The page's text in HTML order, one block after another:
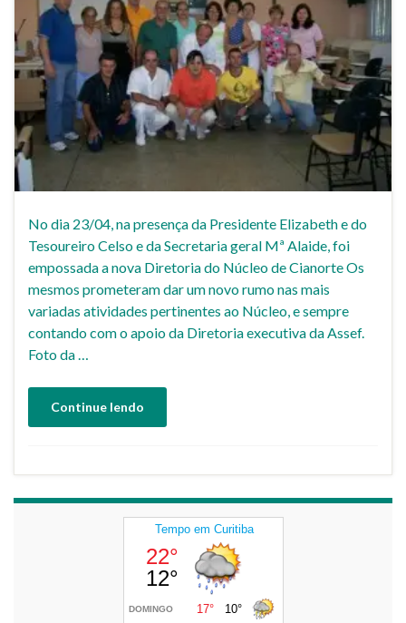
No dia 23/04, na presença da Presidente Elizabeth e do
Tesoureiro Celso e da Secretaria geral Mª Alaide, foi
empossada a nova Diretoria do Núcleo de Cianorte Os
mesmos prometeram dar um novo rumo nas mais
variadas atividades pertinentes ao Núcleo, e sempre
contando com o apoio da Diretoria executiva da Assef.
Foto da …
Continue lendo